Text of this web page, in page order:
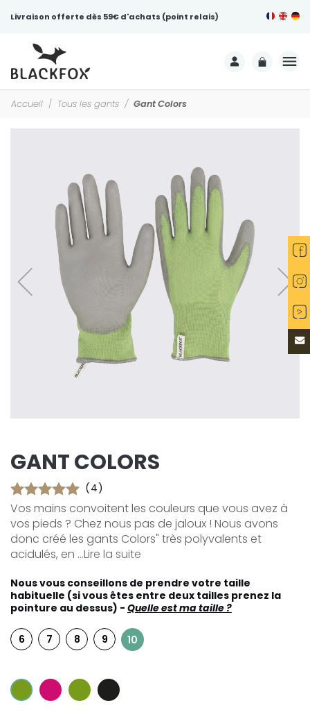
Livraison offerte dès 59€ d'achats (point relais)
Accueil Tous les gants Gant Colors
GANT COLORS
(4)
Vos mains convoitent les couleurs que vous avez à
vos pieds ? Chez nous pas de jaloux ! Nous avons
donc créé les gants Colors" très polyvalents et
acidulés, en ...Lire la suite
Nous vous conseillons de prendre votre taille
habituelle (si vous êtes entre deux tailles prenez la
pointure au dessus) - Quelle est ma taille ?
6 7 8 9 10